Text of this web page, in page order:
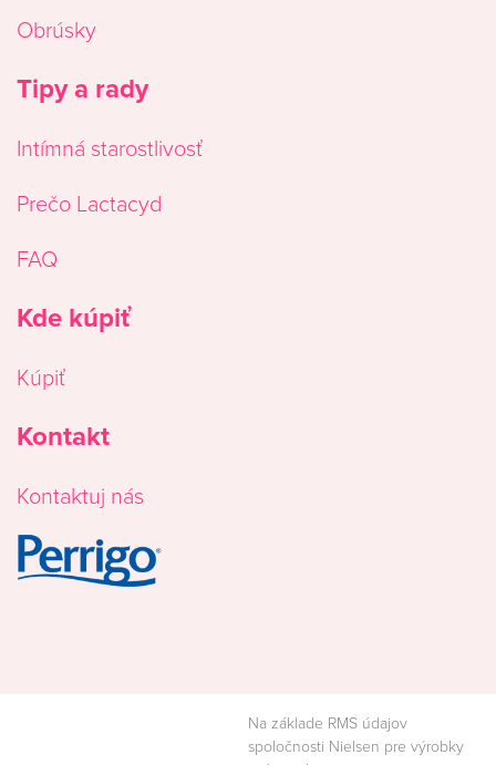
Obrúsky
Tipy a rady
Intímná starostlivosť
Prečo Lactacyd
FAQ
Kde kúpiť
Kúpiť
Kontakt
Kontaktuj nás
Image
Na základe RMS údajov
spoločnosti Nielsen pre výrobky